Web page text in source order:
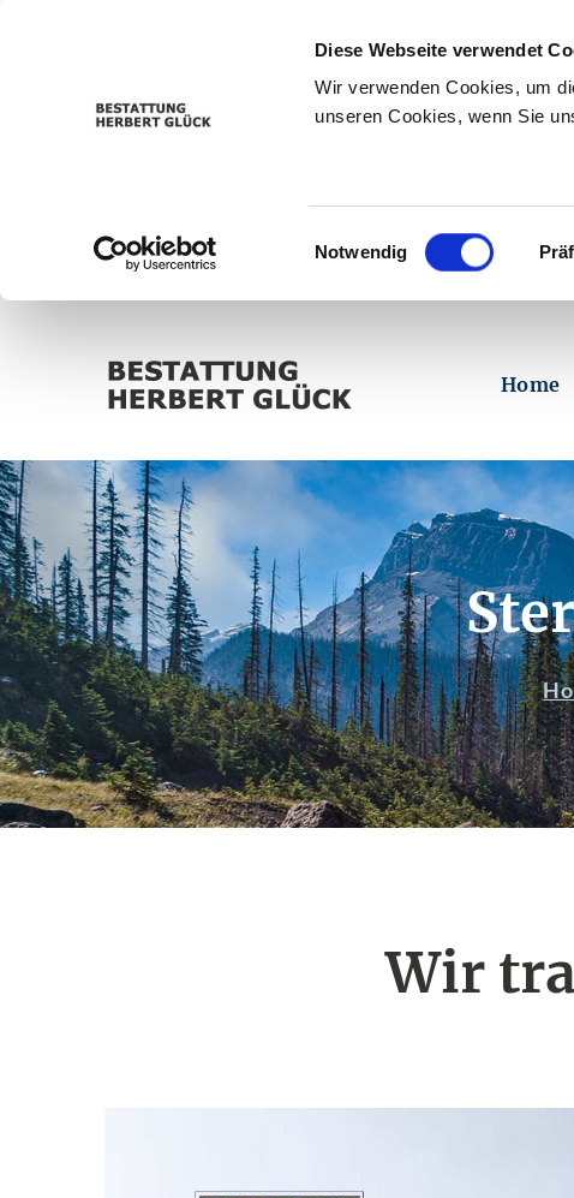
Diese Webseite verwendet
Wir verwenden Cookies, um
unseren Cookies, wenn Sie
Einwilligungsauswahl
Notwendig
Home
Wir